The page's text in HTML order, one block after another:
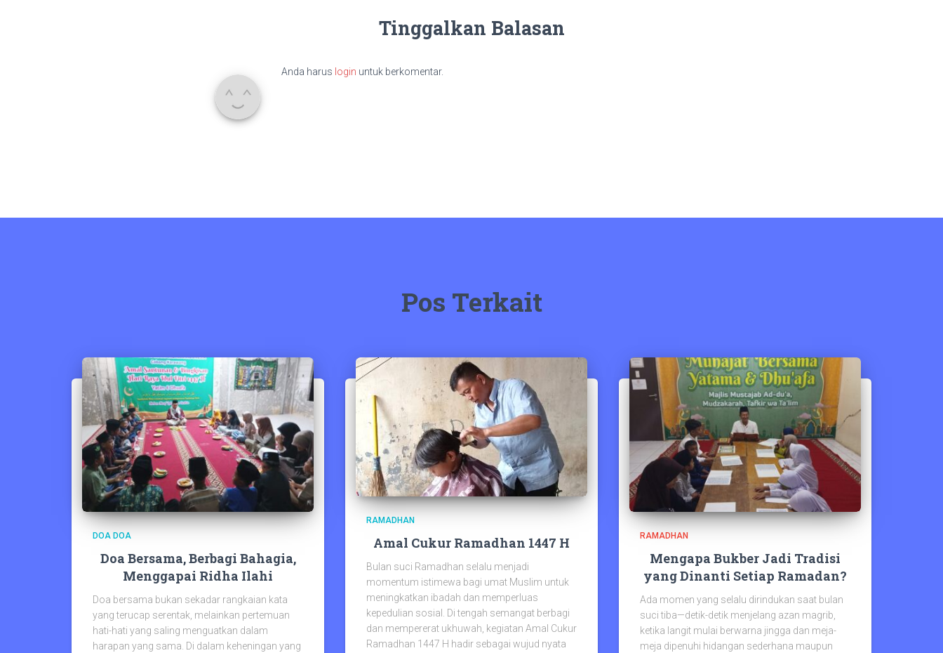
Tinggalkan Balasan
Anda harus login untuk berkomentar.
Pos Terkait
DOA DOA
Doa Bersama, Berbagi Bahagia,
Menggapai Ridha Ilahi
Doa bersama bukan sekadar rangkaian kata
yang terucap serentak, melainkan pertemuan
hati-hati yang saling menguatkan dalam
harapan yang sama. Di dalam keheningan yang
RAMADHAN
Amal Cukur Ramadhan 1447 H
Bulan suci Ramadhan selalu menjadi
momentum istimewa bagi umat Muslim untuk
meningkatkan ibadah dan memperluas
kepedulian sosial. Di tengah semangat berbagi
dan mempererat ukhuwah, kegiatan Amal Cukur
Ramadhan 1447 H hadir sebagai wujud nyata
RAMADHAN
Mengapa Bukber Jadi Tradisi
yang Dinanti Setiap Ramadan?
Ada momen yang selalu dirindukan saat bulan
suci tiba—detik-detik menjelang azan magrib,
ketika langit mulai berwarna jingga dan meja-
meja dipenuhi hidangan sederhana maupun